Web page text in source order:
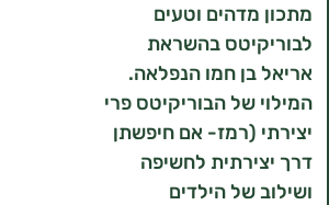
וטעים
בהשראת
חמו הנפלאה.
הבוריקיטס פרי
(רמז- אם חיפשתן
לחשיפה
הילדים